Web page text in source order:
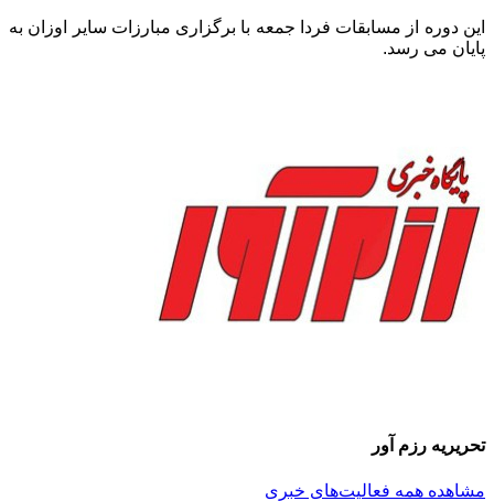
این دوره از مسابقات فردا جمعه با برگزاری مبارزات سایر اوزان به
پایان می رسد.
تحریریه رزم آور
مشاهده همه فعالیت‌های خبری